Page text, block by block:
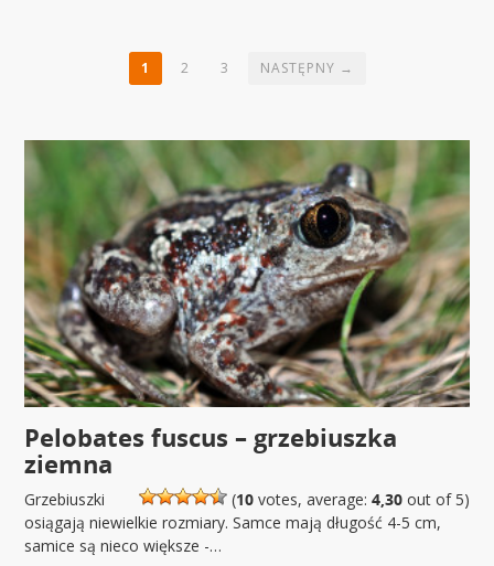
1 2 3 NASTĘPNY →
Pelobates fuscus – grzebiuszka
ziemna
(10votes, average: 4,30out of 5)
Grzebiuszki
osiągają niewielkie rozmiary. Samce mają długość 4-5 cm,
samice są nieco większe -…